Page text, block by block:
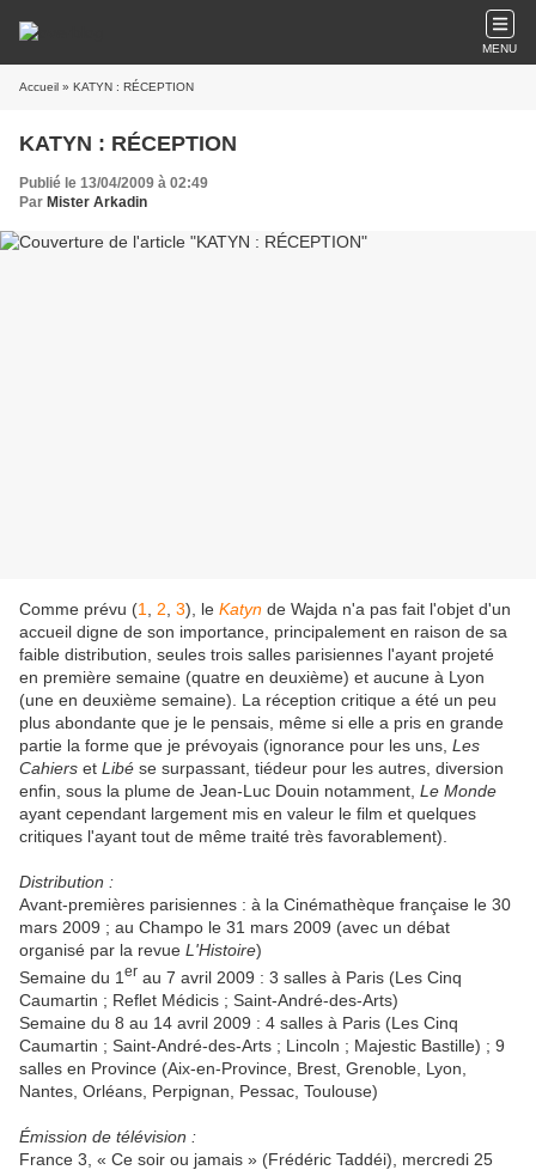
MENU
Accueil » KATYN : RÉCEPTION
KATYN : RÉCEPTION
Publié le 13/04/2009 à 02:49
Par Mister Arkadin
Comme prévu (1 2 3), le Katyn de Wajda n'a pas fait l'objet d'un
accueil digne de son importance, principalement en raison de sa
faible distribution, seules trois salles parisiennes l'ayant projeté
en première semaine (quatre en deuxième) et aucune à Lyon
(une en deuxième semaine). La réception critique a été un peu
plus abondante que je le pensais, même si elle a pris en grande
partie la forme que je prévoyais (ignorance pour les uns, Les
Cahiers et Libé se surpassant, tiédeur pour les autres, diversion
enfin, sous la plume de Jean-Luc Douin notamment, Le Monde
ayant cependant largement mis en valeur le film et quelques
critiques l'ayant tout de même traité très favorablement).
Distribution :
Avant-premières parisiennes : à la Cinémathèque française le 30
mars 2009 ; au Champo le 31 mars 2009 (avec un débat
organisé par la revue L'Histoire)
Semaine du 1 er au 7 avril 2009 : 3 salles à Paris (Les Cinq
Caumartin ; Reflet Médicis ; Saint-André-des-Arts)
Semaine du 8 au 14 avril 2009 : 4 salles à Paris (Les Cinq
Caumartin ; Saint-André-des-Arts ; Lincoln ; Majestic Bastille) ; 9
salles en Province (Aix-en-Province, Brest, Grenoble, Lyon,
Nantes, Orléans, Perpignan, Pessac, Toulouse)
Émission de télévision :
France 3, « Ce soir ou jamais » (Frédéric Taddéi), mercredi 25